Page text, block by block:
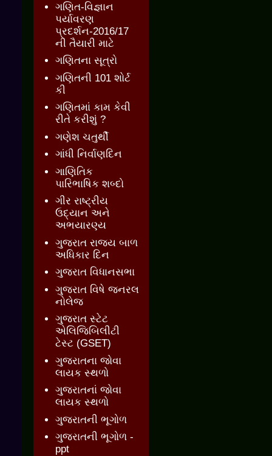
ગણિત-વિજ્ઞાન
પર્યાવરણ
પ્રદર્શન-2016/17
ની તૈયારી માટે
ગણિતના સૂત્રો
ગણિતની 101 શોર્ટ
કી
ગણિતમાં કામ કેવી
રીતે કરીશું ?
ગણેશ ચતુર્થી
ગાંધી નિર્વાણદિન
ગાણિતિક
પારિભાષિક શબ્દો
ગીર રાષ્ટ્રીય
ઉદ્યાન અને
અભયારણ્ય
ગુજરાત રાજ્ય બાળ
અધિકાર દિન
ગુજરાત વિધાનસભા
ગુજરાત વિષે જનરલ
નોલેજ
ગુજરાત સ્ટેટ
એલિજિબિલીટી
ટેસ્ટ (GSET)
ગુજરાતના જોવા
લાયક સ્થળો
ગુજરાતનાં જોવા
લાયક સ્થળો
ગુજરાતની ભૂગોળ
ગુજરાતની ભૂગોળ -
ppt